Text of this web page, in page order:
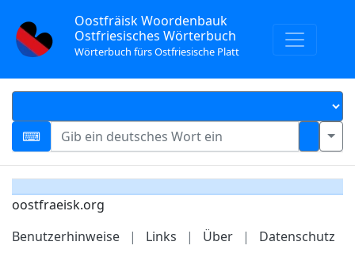
Oostfräisk Woordenbauk
Ostfriesisches Wörterbuch
Wörterbuch fürs Ostfriesische Platt
oostfraeisk.org
Benutzerhinweise
| Links | Über | Datenschutz